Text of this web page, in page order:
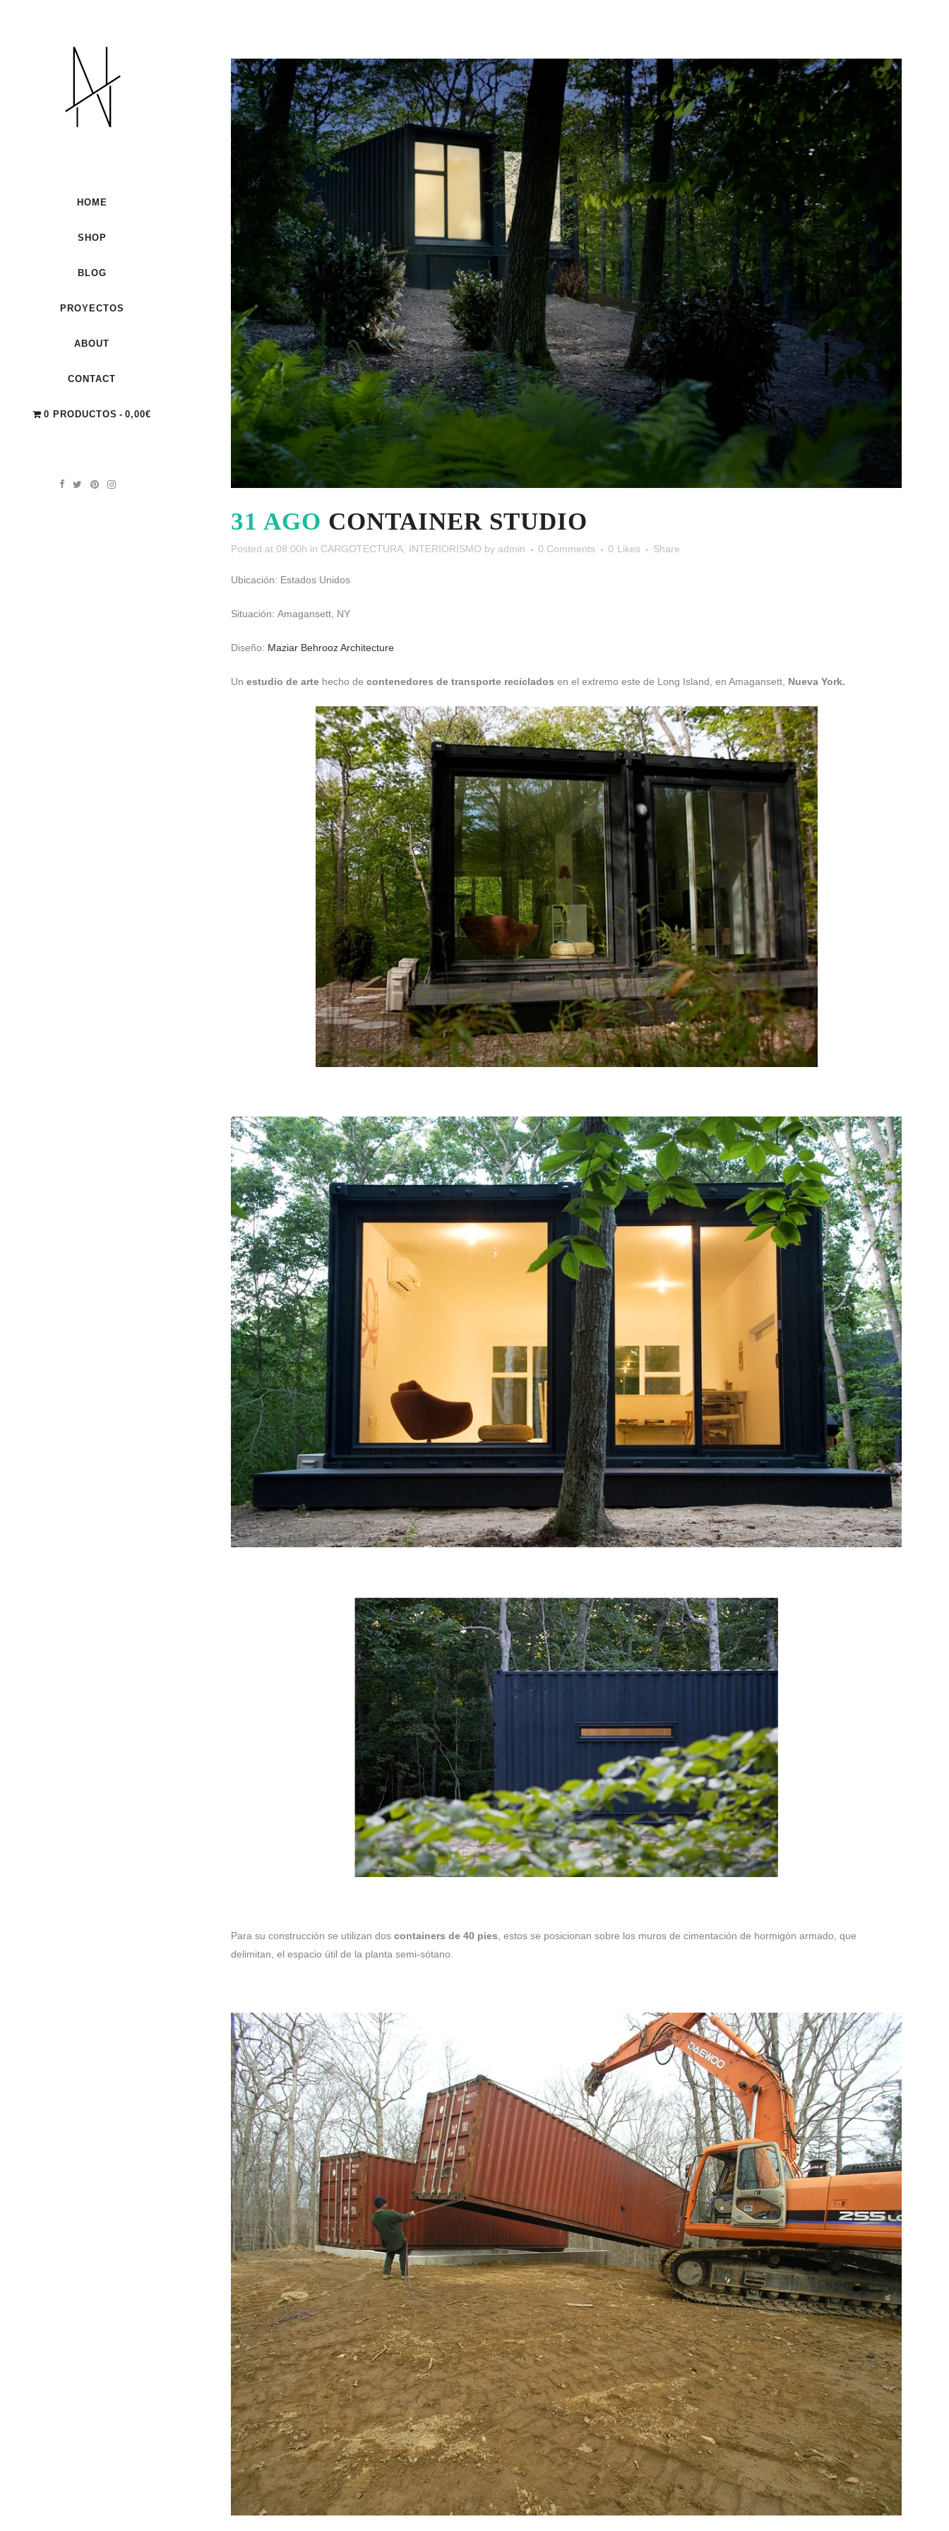
HOME
SHOP
BLOG
PROYECTOS
ABOUT
CONTACT
0 PRODUCTOS 0,00€
31 AGO CONTAINER STUDIO
Posted at 08:00h in CARGOTECTURA INTERIORISMO by admin 0 Comments 0 Likes Share
Ubicación: Estados Unidos
Situación: Amagansett, NY
Diseño: Maziar Behrooz Architecture
Un estudio de arte hecho de contenedores de transporte reciclados en el extremo este de Long Island, en Amagansett, Nueva York.
Para su construcción se utilizan dos containers de 40 pies , estos se posicionan sobre los muros de cimentación de hormigón armado, que
delimitan, el espacio útil de la planta semi-sótano.